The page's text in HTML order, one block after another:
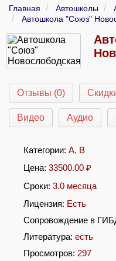
Главная Автошколы
Автошкола "Союз"
Отзывы (0)
Видео Аудио
Категории: A, B
Цена: 33500.00 ₽
Сроки: 3.0 месяца
Лицензия: Есть
Сопровождение в
Литература: есть
Просмотров: 297